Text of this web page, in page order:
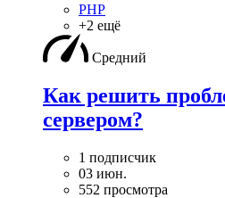
PHP
+2 ещё
Средний
Как решить
сервером?
1 подписчик
03 июн.
552 просмотра